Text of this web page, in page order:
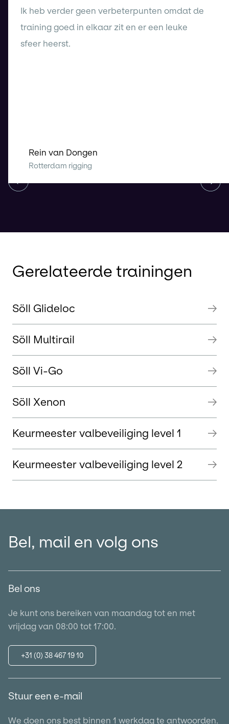
Ik heb verder geen verbeterpunten omdat de
training goed in elkaar zit en er een leuke
sfeer heerst.
Rein van Dongen
Rotterdam rigging
Gerelateerde trainingen
Söll Glideloc
Söll Multirail
Söll Vi-Go
Söll Xenon
Keurmeester valbeveiliging level 1
Keurmeester valbeveiliging level 2
Bel, mail en volg ons
Bel ons
Je kunt ons bereiken van maandag tot en met
vrijdag van 08:00 tot 17:00.
+31 (0) 38 467 19 10
Stuur een e-mail
We doen ons best binnen 1 werkdag te antwoorden.